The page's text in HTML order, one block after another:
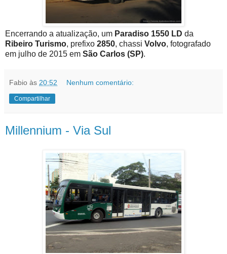
Encerrando a atualização, um Paradiso 1550 LD da
Ribeiro Turismo, prefixo 2850, chassi Volvo, fotografado
em julho de 2015 em São Carlos (SP).
Fabio às 20:52 Nenhum comentário:
Compartilhar
Millennium - Via Sul